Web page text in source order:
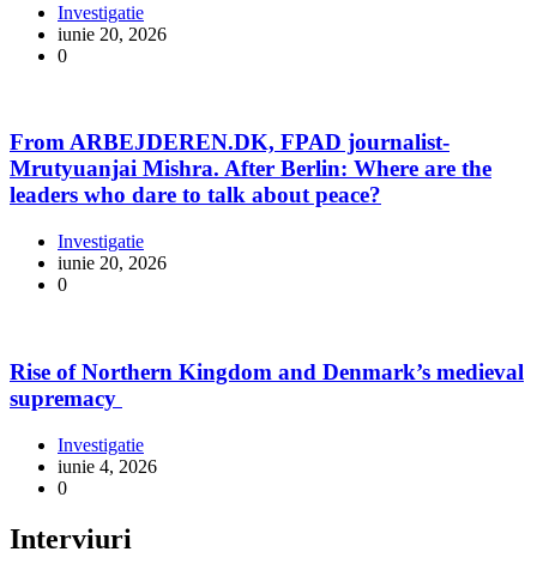
Investigatie
iunie 20, 2026
0
From ARBEJDEREN.DK, FPAD journalist-
Mrutyuanjai Mishra. After Berlin: Where are the
leaders who dare to talk about peace?
Investigatie
iunie 20, 2026
0
Rise of Northern Kingdom and Denmark’s medieval
supremacy
Investigatie
iunie 4, 2026
0
Interviuri